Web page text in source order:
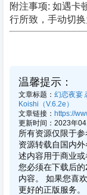
附注事项: 如遇卡
行所致，手动切
温馨提示：
文章标题： 幻恋夜宴
Koishi（V.6.2e）
文章链接： https://
更新时间：2023年
所有资源仅限于
资源转载自国内
述内容用于商业或
您必须在下载后
内容。 如果您喜
更好的正版服务